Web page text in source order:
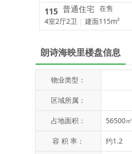
115 普通住宅 在售
4室2厅2卫 | 建面115m²
朗诗海映里楼盘信息
物业类型：
区域所属：
占地面积： 56500㎡
容 积 率： 约1.2